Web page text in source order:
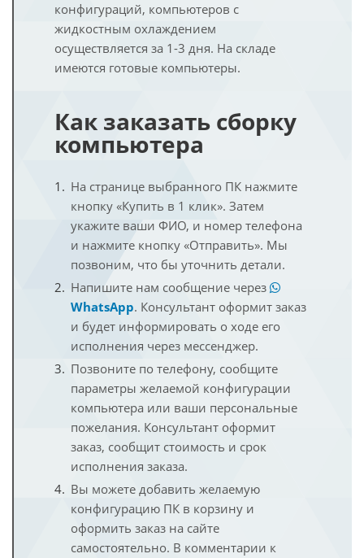
конфигураций, компьютеров с
жидкостным охлаждением
осуществляется за 1-3 дня. На складе
имеются готовые компьютеры.
Как заказать сборку
компьютера
На странице выбранного ПК нажмите
кнопку «Купить в 1 клик». Затем
укажите ваши ФИО, и номер телефона
и нажмите кнопку «Отправить». Мы
позвоним, что бы уточнить детали.
Напишите нам сообщение через
WhatsApp. Консультант оформит заказ
и будет информировать о ходе его
исполнения через мессенджер.
Позвоните по телефону, сообщите
параметры желаемой конфигурации
компьютера или ваши персональные
пожелания. Консультант оформит
заказ, сообщит стоимость и срок
исполнения заказа.
Вы можете добавить желаемую
конфигурацию ПК в корзину и
оформить заказ на сайте
самостоятельно. В комментарии к